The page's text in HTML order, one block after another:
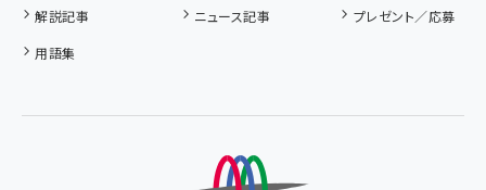
解説記事 ニュース記事
プレゼント／応募
用語集